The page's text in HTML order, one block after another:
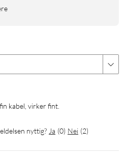
fin kabel, virker fint.
nyttig? Ja (0) Nei (2)